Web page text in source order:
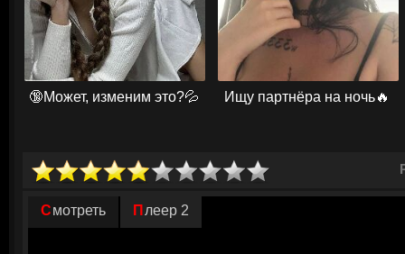
🔞Может, изменим это?💦 Ищу партнёра на ночь🔥
Смотреть Плеер 2